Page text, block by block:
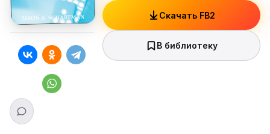
Скачать FB2
В библиотеку